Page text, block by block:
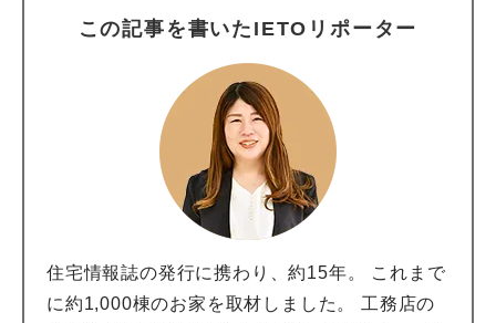
この記事を書いたIETOリポーター
住宅情報誌の発行に携わり、約15年。 これまで
に約1,000棟のお家を取材しました。 工務店の